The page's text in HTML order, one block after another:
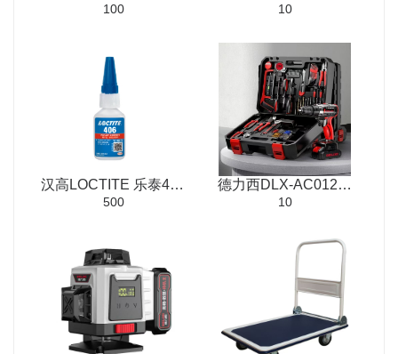
活页夹
100
搬运车2吨3吨地牛平板
10
汉高LOCTITE 乐泰406
快干胶水
500
德力西DLX-AC012手
电钻21V双速充电冲击
装工具箱套装
10